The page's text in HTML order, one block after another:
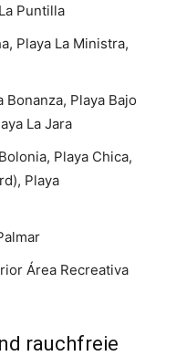
Puntilla
Playa La Ministra,
Bonanza, Playa Bajo
La Jara
Playa Chica,
Playa
Área Recreativa
rauchfreie